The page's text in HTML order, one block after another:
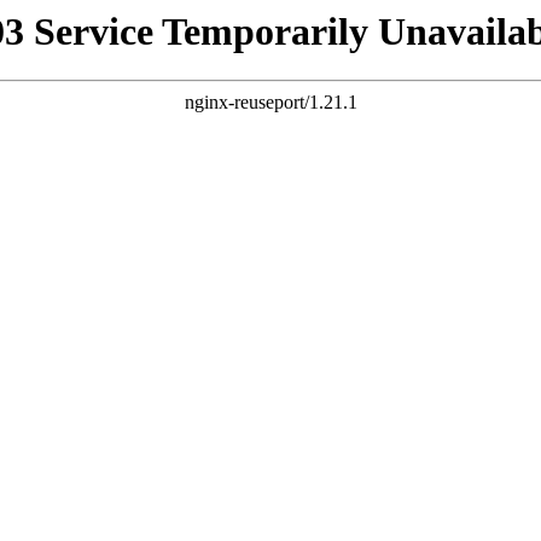
Service Temporarily
nginx-reuseport/1.21.1